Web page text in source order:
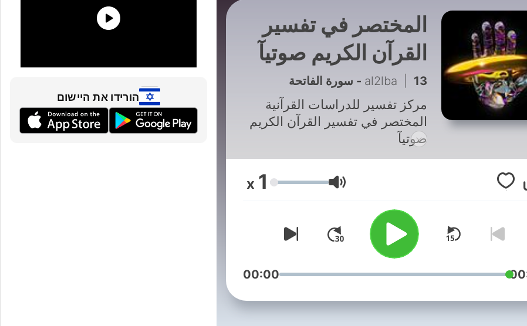
المختصر في تفسير
القرآن الكريم صوتيآ
al2lba 13 - سورة الفاتحة
مركز تفسير للدراسات القرآنية
المختصر في تفسير القرآن الكريم
صوتيآ
برعاية أوقاف نوره الملاحي
twitter: @al2lba1
עוצמת שמע 1
00:00
הורידו את היישום